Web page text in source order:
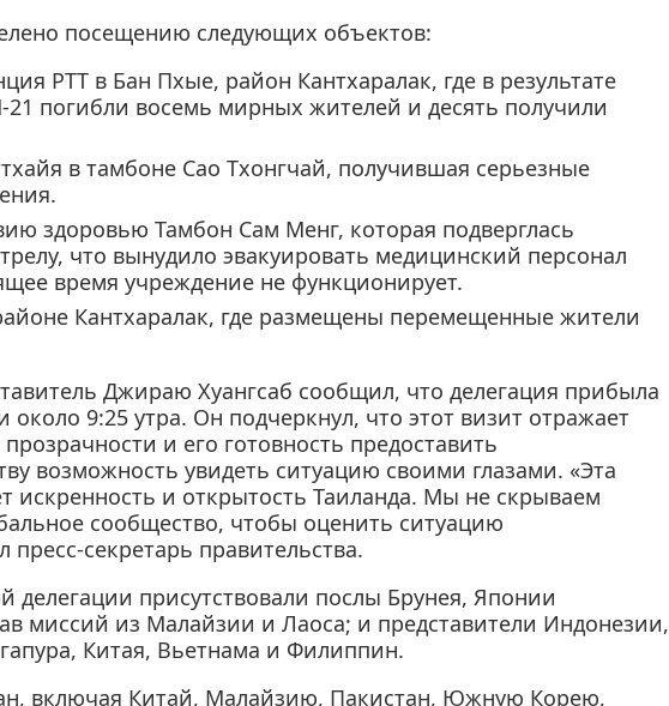
посещению следующих объектов:
PTT в Бан Пхые, район Кантхаралак, где в результате
погибли восемь мирных жителей и десять получили
в тамбоне Сао Тхонгчай, получившая серьезные
здоровью Тамбон Сам Менг, которая подверглась
что вынудило эвакуировать медицинский персонал
время учреждение не функционирует.
Кантхаралак, где размещены перемещенные жители
Джираю Хуангсаб сообщил, что делегация прибыла
9:25 утра. Он подчеркнул, что этот визит отражает
и его готовность предоставить
возможность увидеть ситуацию своими глазами. «Эта
искренность и открытость Таиланда. Мы не скрываем
сообщество, чтобы оценить ситуацию
секретарь правительства.
делегации присутствовали послы Брунея, Японии
миссий из Малайзии и Лаоса; и представители Индонезии,
Китая, Вьетнама и Филиппин.
включая Китай, Малайзию, Пакистан, Южную Корею,